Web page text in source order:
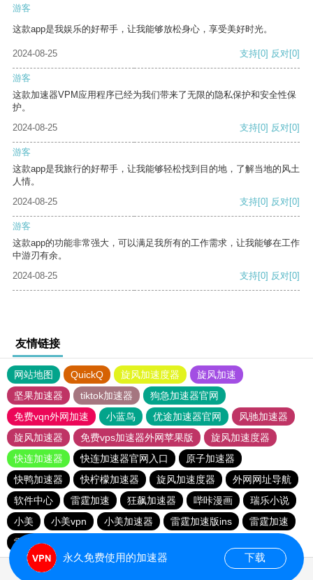
游客
这款app是我娱乐的好帮手，让我能够放松身心，享受美好时光。
2024-08-25 支持[0] 反对[0]
游客
这款加速器VPM应用程序已经为我们带来了无限的隐私保护和安全性保
护。
2024-08-25
支持[0] 反对[0]
游客
这款app是我旅行的好帮手，让我能够轻松找到目的地，了解当地的风土
人情。
2024-08-25
支持[0] 反对[0]
游客
这款app的功能非常强大，可以满足我所有的工作需求，让我能够在工作
中游刃有余。
2024-08-25
支持[0] 反对[0]
友情链接
网站地图 QuickQ 旋风加速度器
旋风加速
坚果加速器
tiktok加速器
狗急加速器官网
免费vqn外网加速
小蓝鸟 优途加速器官网
风驰加速器
旋风加速器
免费vps加速器外网苹果版
旋风加速度器
快连加速器
快连加速器官网入口
原子加速器
快鸭加速器
快柠檬加速器 旋风加速度器
外网网址导航
软件中心
雷霆加速 狂飙加速器 哔咔漫画
瑞乐小说
小美
小美vpn 小美加速器 雷霆加速版ins
雷霆加速
雷霆加速下载
永久免费使用的加速器 下载